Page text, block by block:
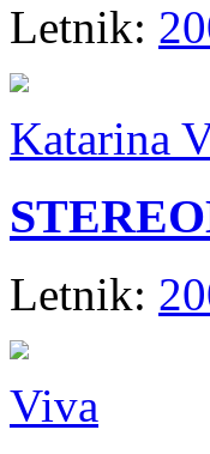
Letnik:
Katarina
Letnik:
Viva